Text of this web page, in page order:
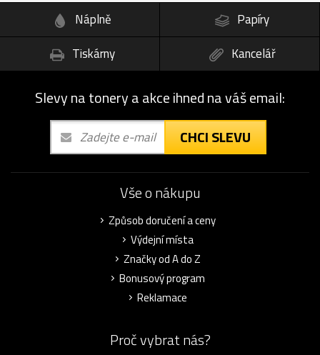
Náplně
Papíry
Tiskárny
Kancelář
Slevy na tonery a akce ihned na váš email:
CHCI SLEVU
Vše o nákupu
Způsob doručení a ceny
Výdejní místa
Značky od A do Z
Bonusový program
Reklamace
Proč vybrat nás?